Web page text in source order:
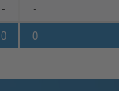
-
-
0 0